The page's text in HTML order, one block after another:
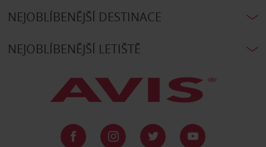
NEJOBLÍBENĚJŠÍ DESTINACE
NEJOBLÍBENĚJŠÍ LETIŠTĚ